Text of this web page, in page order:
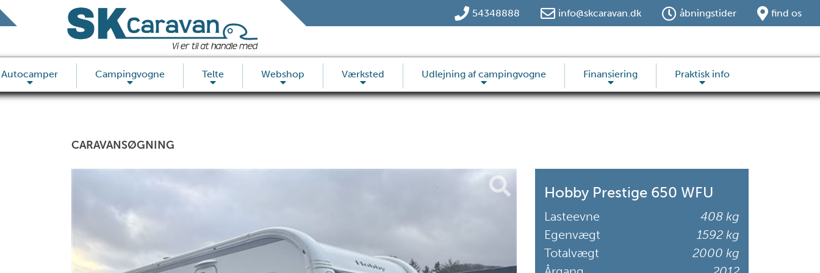
54348888 info@skcaravan.dk åbningstider find os
Autocamper Campingvogne Telte Webshop Værksted Udlejning af campingvogne Finansiering Praktisk info
CARAVANSØGNING
Hobby Prestige 650 WFU
Lasteevne
408 kg
Egenvægt
1592 kg
Totalvægt
2000 kg